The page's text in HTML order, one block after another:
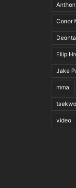
Conor
Filip
Jake
mma
video